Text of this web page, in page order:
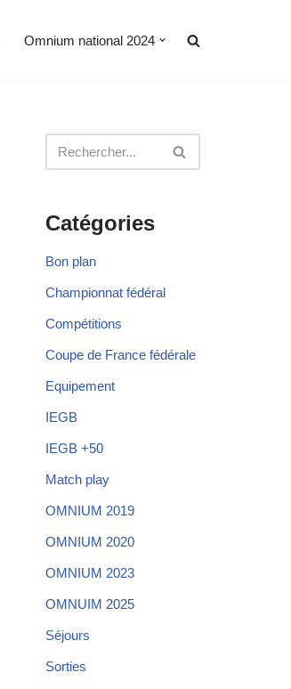
Omnium national 2024
Catégories
Bon plan
Championnat fédéral
Compétitions
Coupe de France fédérale
Equipement
IEGB
IEGB +50
Match play
OMNIUM 2019
OMNIUM 2020
OMNIUM 2023
OMNUIM 2025
Séjours
Sorties